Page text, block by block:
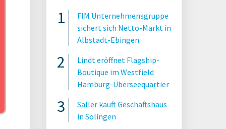
FIM Unternehmensgruppe
sichert sich Netto-Markt in
Albstadt-Ebingen
Lindt eröffnet Flagship-
Boutique im Westfield
Hamburg-Überseequartier
Saller kauft Geschäftshaus
in Solingen